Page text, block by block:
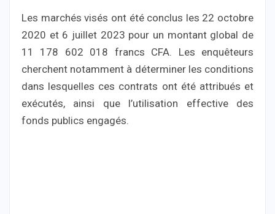
Les marchés visés ont été conclus les 22 octobre
2020 et 6 juillet 2023 pour un montant global de
11 178 602 018 francs CFA. Les enquêteurs
cherchent notamment à déterminer les conditions
dans lesquelles ces contrats ont été attribués et
exécutés, ainsi que l’utilisation effective des
fonds publics engagés.